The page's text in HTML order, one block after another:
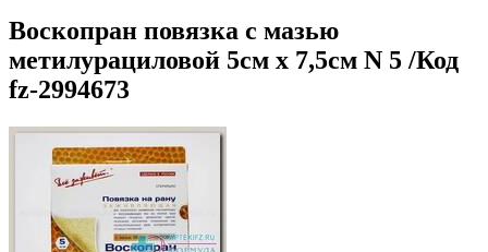
Воскопран повязка с мазью
метилурациловой 5см х 7,5см N 5 /Код
fz-2994673